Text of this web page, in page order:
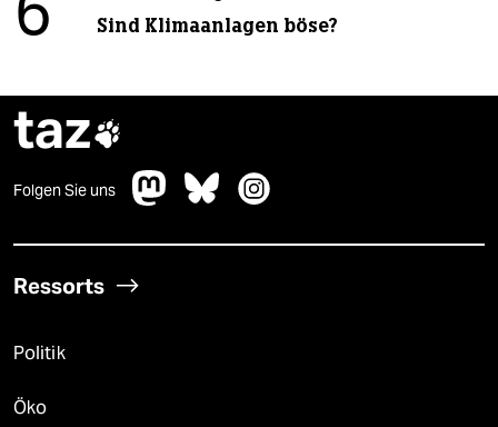
6 Sind Klimaanlagen böse?
taz
Folgen Sie uns
Ressorts
Politik
Öko